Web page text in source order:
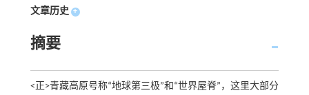
文章历史 +
摘要
<正>青藏高原号称“地球第三极”和“世界屋脊”，这里大部分